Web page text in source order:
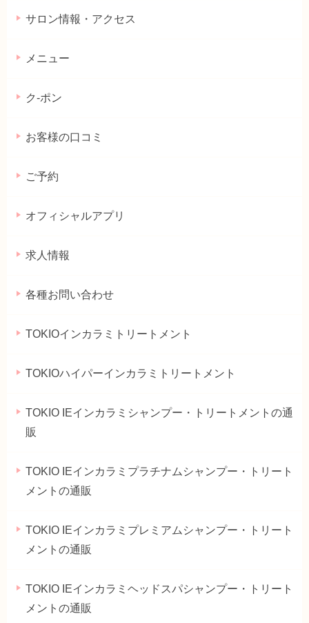
サロン情報・アクセス
メニュー
ク-ポン
お客様の口コミ
ご予約
オフィシャルアプリ
求人情報
各種お問い合わせ
TOKIOインカラミトリートメント
TOKIOハイパーインカラミトリートメント
TOKIO IEインカラミシャンプー・トリートメントの通
販
TOKIO IEインカラミプラチナムシャンプー・トリート
メントの通販
TOKIO IEインカラミプレミアムシャンプー・トリート
メントの通販
TOKIO IEインカラミヘッドスパシャンプー・トリート
メントの通販